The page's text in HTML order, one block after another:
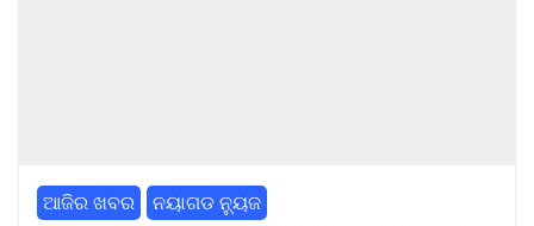
ଆଜିର ଖବର ନୟାଗଡ ନ୍ୟୁଜ